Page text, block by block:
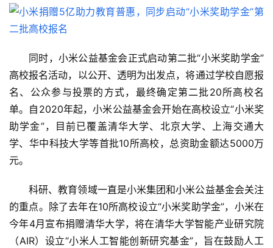
首
页
新
商
5
G
同时，小米公益基金会正式启动第二批“小米奖助学金”
高校报名活动，以公开、透明为出发点，将通过学校自愿报
名、公众参与投票的方式，最终确定第二批20所高校名
单。自2020年起，小米公益基金会开始在高校设立“小米奖
助学金”，目前已覆盖清华大学、北京大学、上海交通大
学、华中科技大学等首批10所高校，总资助金额达5000万
元。
科研、教育领域一直是小米集团和小米公益基金会关注
的重点。除了去年在10所高校设立“小米奖助学金”，小米在
今年4月宣布捐赠清华大学，将在清华大学智能产业研究院
（AIR）设立“小米人工智能创新研究基金”，旨在鼓励人工